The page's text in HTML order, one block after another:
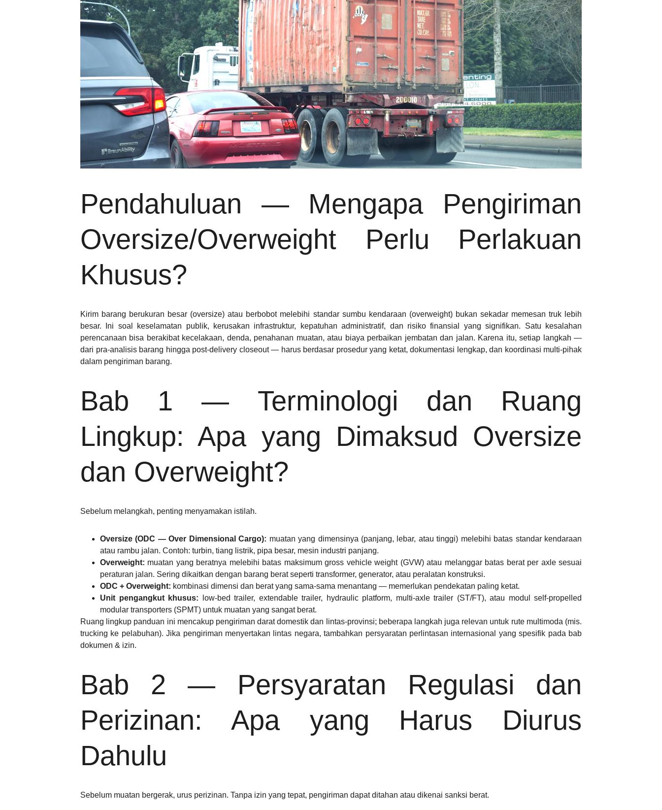
Pendahuluan — Mengapa Pengiriman
Oversize/Overweight Perlu Perlakuan
Khusus?
Kirim barang berukuran besar (oversize) atau berbobot melebihi standar sumbu kendaraan (overweight) bukan sekadar memesan truk lebih
besar. Ini soal keselamatan publik, kerusakan infrastruktur, kepatuhan administratif, dan risiko finansial yang signifikan. Satu kesalahan
perencanaan bisa berakibat kecelakaan, denda, penahanan muatan, atau biaya perbaikan jembatan dan jalan. Karena itu, setiap langkah —
dari pra-analisis barang hingga post-delivery closeout — harus berdasar prosedur yang ketat, dokumentasi lengkap, dan koordinasi multi-pihak
dalam pengiriman barang.
Bab 1 — Terminologi dan Ruang
Lingkup: Apa yang Dimaksud Oversize
dan Overweight?
Sebelum melangkah, penting menyamakan istilah.
Oversize (ODC — Over Dimensional Cargo): muatan yang dimensinya (panjang, lebar, atau tinggi) melebihi batas standar kendaraan
atau rambu jalan. Contoh: turbin, tiang listrik, pipa besar, mesin industri panjang.
Overweight: muatan yang beratnya melebihi batas maksimum gross vehicle weight (GVW) atau melanggar batas berat per axle sesuai
peraturan jalan. Sering dikaitkan dengan barang berat seperti transformer, generator, atau peralatan konstruksi.
ODC + Overweight: kombinasi dimensi dan berat yang sama-sama menantang — memerlukan pendekatan paling ketat.
Unit pengangkut khusus: low-bed trailer, extendable trailer, hydraulic platform, multi-axle trailer (ST/FT), atau modul self-propelled
modular transporters (SPMT) untuk muatan yang sangat berat.
Ruang lingkup panduan ini mencakup pengiriman darat domestik dan lintas-provinsi; beberapa langkah juga relevan untuk rute multimoda (mis.
trucking ke pelabuhan). Jika pengiriman menyertakan lintas negara, tambahkan persyaratan perlintasan internasional yang spesifik pada bab
dokumen & izin.
Bab 2 — Persyaratan Regulasi dan
Perizinan: Apa yang Harus Diurus
Dahulu
Sebelum muatan bergerak, urus perizinan. Tanpa izin yang tepat, pengiriman dapat ditahan atau dikenai sanksi berat.